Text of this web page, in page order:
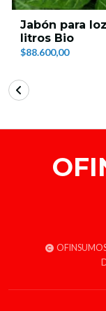
Jabón para
litros Bio
$88.600,00